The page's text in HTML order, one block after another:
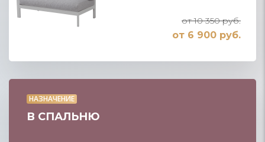
от 10 350 руб.
от 6 900 руб.
НАЗНАЧЕНИЕ
В СПАЛЬНЮ